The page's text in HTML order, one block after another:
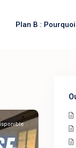
Plan B :